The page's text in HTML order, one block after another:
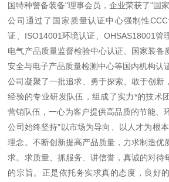
国特种警备装备"理事会员，企业荣获了"国家
公司通过了国家质量认证中心强制性
证、ISO14001环境认证、OHSAS18001管
电气产品质量监督检验中心认证、国家装备
安全与电子产品质量检测中心等国内机构认
公司凝聚了一批追求、勇于探索、敢于创新
经验的专业研发队伍，组成了实力*的技术
营销队伍，一心为客户提供高品质的节能、
公司始终坚持"以市场为导向、以人才为根
理念。不断创新提高产品质量，力求制造优
求。求质量、抓服务、讲信誉，真诚的对待
的宗旨。正是依托务实求真的态度，良好